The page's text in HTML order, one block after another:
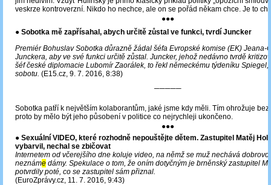
veskrze kontroverzní. Nikdo ho nechce, ale on se pořád někam chce. Je to
●●●
● Sobotka mě zapřísahal, abych určitě zůstal ve funkci, tvrdí Juncker
Premiér Bohuslav Sobotka důrazně žádal šéfa Evropské komise (EK) Jeana-
Junckera, aby ve své funkci určitě zůstal. Juncker, jehož nedávno tvrdě
šéf české diplomacie Lubomír Zaorálek, to řekl německému týdeníku Spiegel,
sobotu. (E15.cz, 9. 7. 2016, 8:38)
─────
Sobotka patří k největším kolaborantům, jaké jsme kdy měli. Tím ohrožuje
proto by mělo být jeho působení v politice co nejrychleji ukončeno.
●●●
● Sexuální VIDEO, které rozhodně nepouštějte dětem. Zastupitel Matěj
vybarvil, nechal se zbičovat
Internetem od včerejšího dne koluje video, na němž se muž nechává
neznáme dámy. Spekulace o tom, že oním dotyčným je brněnský zastupitel
potvrdily poté, co se zastupitel sám přiznal.
(EuroZprávy.cz, 11. 7. 2016, 9:43)